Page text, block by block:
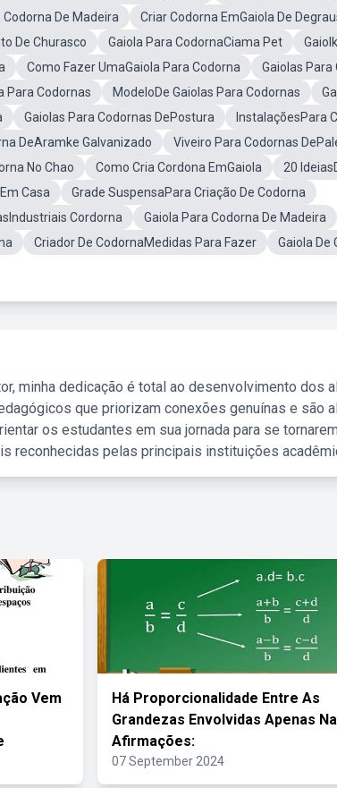
Codorna De Madeira
Criar Codorna EmGaiola De
De Churasco
Gaiola Para CodornaCiama Pet
Como Fazer UmaGaiola Para Codorna
Gaiolas Para
Para Codornas
ModeloDe Gaiolas Para Codornas
Gaiolas Para Codornas DePostura
InstalaçõesPara
DeAramke Galvanizado
Viveiro Para Codornas
No Chao
Como Cria Cordona EmGaiola
20
Casa
Grade SuspensaPara Criação De Codorna
Cordorna
Gaiola Para Codorna De Madeira
Criador De CodornaMedidas Para Fazer
Gaiola De
minha dedicação é total ao desenvolvimento dos
que priorizam conexões genuínas e são
os estudantes em sua jornada para se
reconhecidas pelas principais instituições
Vem
Há Proporcionalidade Entre As
Grandezas Envolvidas Apenas
Afirmações:
07 September 2024